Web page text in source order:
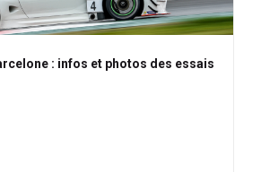
: infos et photos des essais